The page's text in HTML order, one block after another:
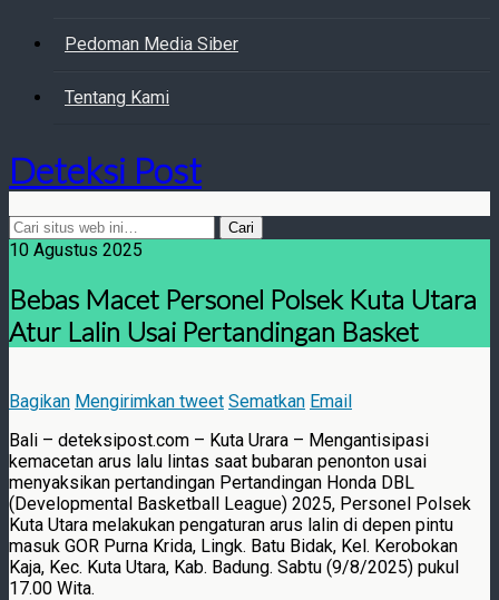
Pedoman Media Siber
Tentang Kami
Deteksi Post
10 Agustus 2025
Bebas Macet Personel Polsek Kuta Utara
Atur Lalin Usai Pertandingan Basket
Bagikan Mengirimkan tweet Sematkan Email
Bali – deteksipost.com – Kuta Urara – Mengantisipasi
kemacetan arus lalu lintas saat bubaran penonton usai
menyaksikan pertandingan Pertandingan Honda DBL
(Developmental Basketball League) 2025, Personel Polsek
Kuta Utara melakukan pengaturan arus lalin di depen pintu
masuk GOR Purna Krida, Lingk. Batu Bidak, Kel. Kerobokan
Kaja, Kec. Kuta Utara, Kab. Badung. Sabtu (9/8/2025) pukul
17.00 Wita.